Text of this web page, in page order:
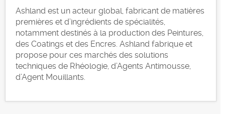
Ashland est un acteur global, fabricant de matières
premières et d’ingrédients de spécialités,
notamment destinés à la production des Peintures,
des Coatings et des Encres. Ashland fabrique et
propose pour ces marchés des solutions
techniques de Rhéologie, d’Agents Antimousse,
d’Agent Mouillants.